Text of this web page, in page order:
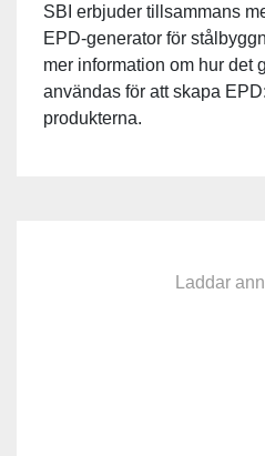
SBI erbjuder tillsammans
EPD-generator för
mer information om hur det
användas för att skapa
produkterna.
Laddar